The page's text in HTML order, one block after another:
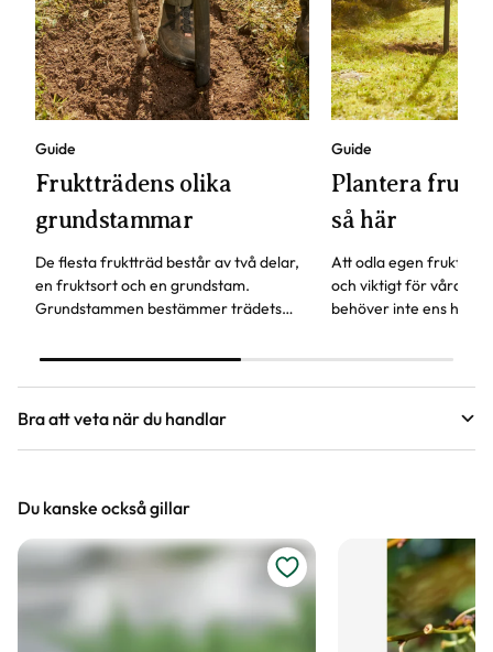
Guide
Fruktträdens olika
grundstammar
De flesta fruktträd består av två delar,
en fruktsort och en grundstam.
Grundstammen bestämmer trädets
egenskaper är när trädet börjar bära
Guide
Plantera
så här
Att odla egen frukt är
och viktigt för våra
behöver inte ens ha
Bra att veta när du handlar
Vi försöker alltid ange växternas ungefärliga
mått, men då växter är levande och alla växter
är unika så kan måtten och din växts utseende
variera något från informationen och fotona på
hemsidan.
Du kanske också gillar